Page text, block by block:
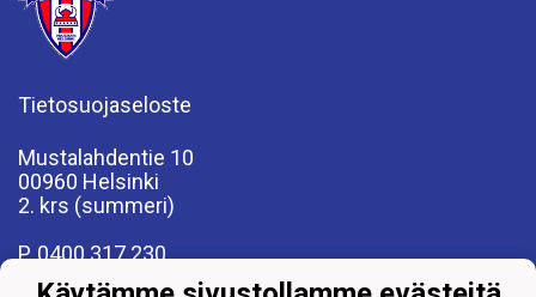
Tietosuojaseloste
Mustalahdentie 10
00960 Helsinki
2. krs (summeri)
P. 0400 317 230
fcviikingit@fcviikingit.com